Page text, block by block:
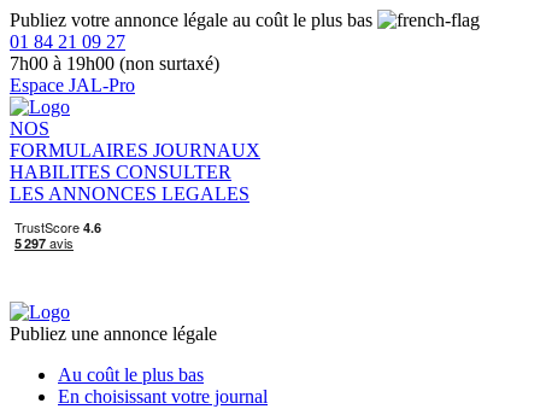
Publiez votre annonce légale au coût le plus bas
01 84 21 09 27
7h00 à 19h00 (non surtaxé)
Espace JAL-Pro
NOS
FORMULAIRES JOURNAUX
HABILITES CONSULTER
LES ANNONCES LEGALES
Publiez une annonce légale
Au coût le plus bas
En choisissant votre journal